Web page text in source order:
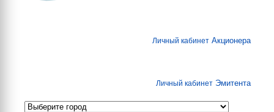
Личный кабинет Акционера
Личный кабинет Эмитента